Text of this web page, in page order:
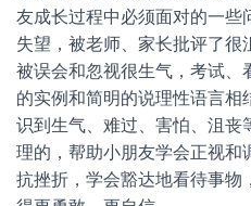
友成长过程中必须面对的一些
失望，被老师、家长批评了很
被误会和忽视很生气，考试、
的实例和简明的说理性语言相
识到生气、难过、害怕、沮丧
理的，帮助小朋友学会正视和
抗挫折，学会豁达地看待事物